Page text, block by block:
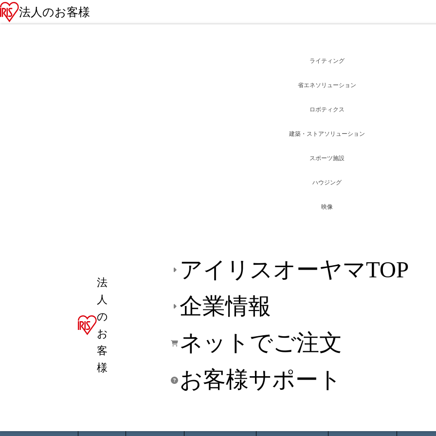
法人のお客様
法
人
の
お
客
様
アイリスオーヤマTOP
企業情報
ネットでご注文
お客様サポート
ライティング
省エネソリューション
ロボティクス
建築・ストアソリューション
スポーツ施設
ハウジング
映像